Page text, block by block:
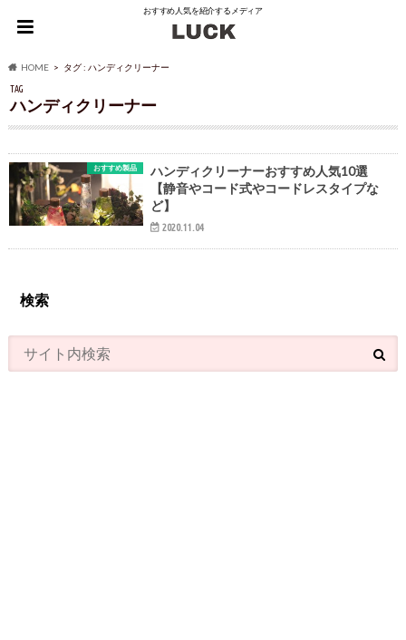
おすすめ人気を紹介するメディア
HOME タグ : ハンディクリーナー
TAG
ハンディクリーナー
おすすめ製品
ハンディクリーナーおすすめ人気10選
【静音やコード式やコードレスタイプな
ど】
2020.11.04
検索